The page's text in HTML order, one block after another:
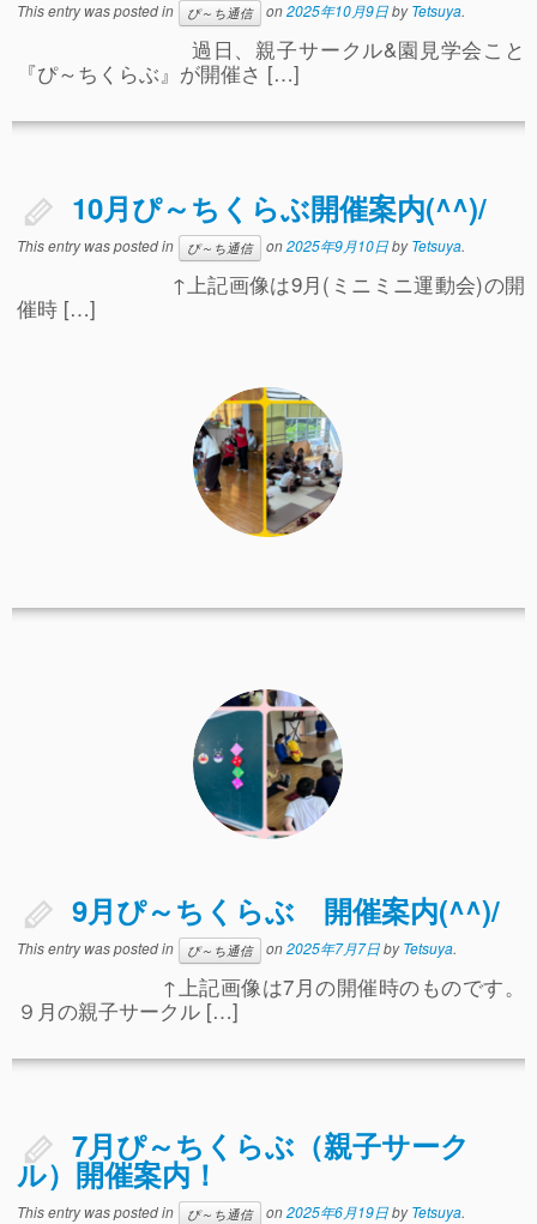
This entry was posted in ぴ～ち通信 on2025年10月9日byTetsuya.
過日、親子サークル&園見学会こと
『ぴ～ちくらぶ』が開催さ […]
10月ぴ～ちくらぶ開催案内(^^)/
This entry was posted in ぴ～ち通信 on2025年9月10日byTetsuya.
↑上記画像は9月(ミニミニ運動会)の開
催時 […]
9月ぴ～ちくらぶ 開催案内(^^)/
This entry was posted in ぴ～ち通信 on2025年7月7日byTetsuya.
↑上記画像は7月の開催時のものです。
９月の親子サークル […]
7月ぴ～ちくらぶ（親子サーク
ル）開催案内！
This entry was posted in ぴ～ち通信 on2025年6月19日byTetsuya.